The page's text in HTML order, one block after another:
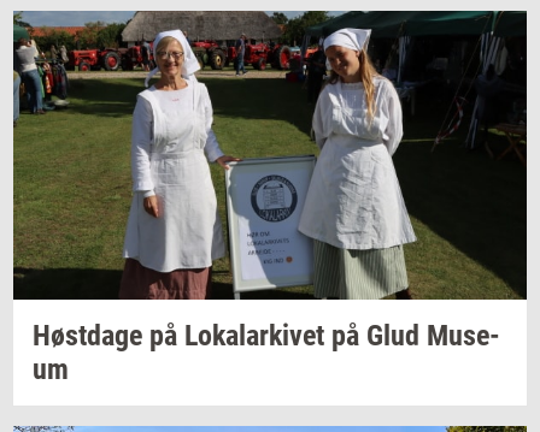
Høst­da­ge på Lo­ka­lar­ki­vet på Glud Mu­se­
um